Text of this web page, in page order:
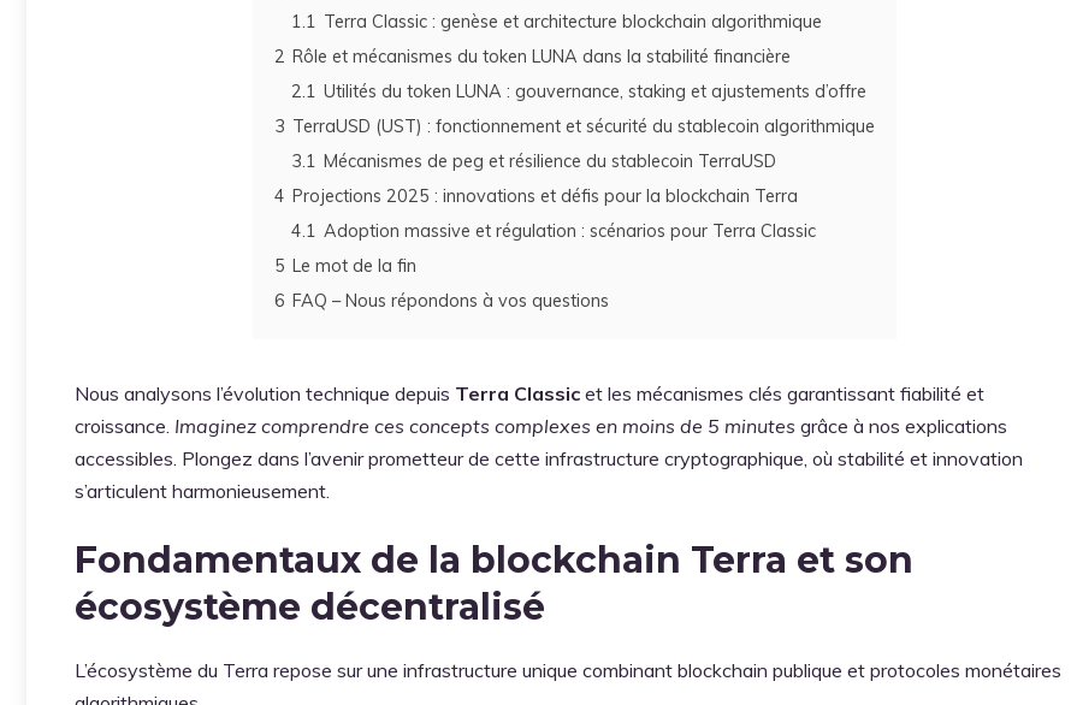
1.1 Terra Classic : genèse et architecture blockchain algorithmique
2 Rôle et mécanismes du token LUNA dans la stabilité financière
2.1 Utilités du token LUNA : gouvernance, staking et ajustements d’offre
3 TerraUSD (UST) : fonctionnement et sécurité du stablecoin algorithmique
3.1 Mécanismes de peg et résilience du stablecoin TerraUSD
4 Projections 2025 : innovations et défis pour la blockchain Terra
4.1 Adoption massive et régulation : scénarios pour Terra Classic
5 Le mot de la fin
6 FAQ – Nous répondons à vos questions
Nous analysons l’évolution technique depuis Terra Classic et les mécanismes clés garantissant fiabilité et
croissance. Imaginez comprendre ces concepts complexes en moins de 5 minutes grâce à nos explications
accessibles. Plongez dans l’avenir prometteur de cette infrastructure cryptographique, où stabilité et innovation
s’articulent harmonieusement.
Fondamentaux de la blockchain Terra et son
écosystème décentralisé
L’écosystème du Terra repose sur une infrastructure unique combinant blockchain publique et protocoles monétaires